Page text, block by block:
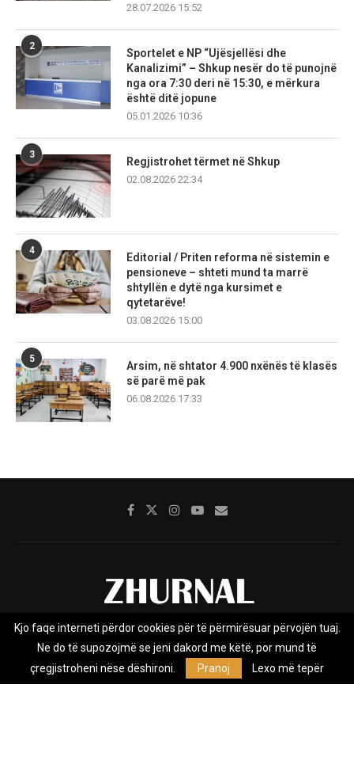
28.07.2026 15:52
2
Sportelet e NP “Ujësjellësi dhe
Kanalizimi” – Shkup nesër do të punojnë
nga ora 7:30 deri në 15:30, e mërkura
është ditë jopune
05.01.2026 10:36
3
Regjistrohet tërmet në Shkup
02.08.2026 22:34
4
Editorial / Priten reforma në sistemin e
pensioneve – shteti mund ta marrë
shtyllën e dytë nga kursimet e
qytetarëve!
03.08.2026 15:00
5
Arsim, në shtator 4.900 nxënës të klasës
së parë më pak
06.08.2026 17:33
Rreth nesh Impresumi Marketing
Privacy Policy
Zhurnal.mk është Agjenci e Lajmeve e pavarur, e themeluar në vitin
Kjo faqe interneti përdor cookies për të përmirësuar përvojën tuaj.
Ne do të supozojmë se jeni dakord me këtë, por mund të
çregjistroheni nëse dëshironi.
Pranoj Lexo më tepër